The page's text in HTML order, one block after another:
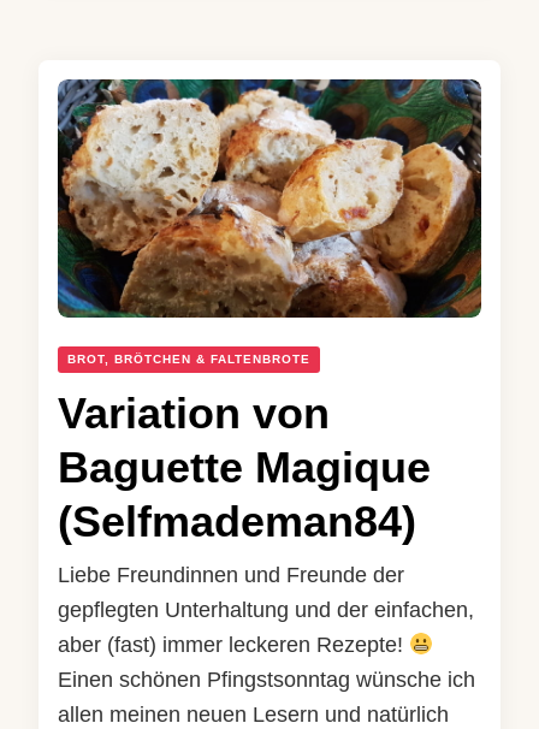
BROT, BRÖTCHEN & FALTENBROTE
Variation von
Baguette Magique
(Selfmademan84)
Liebe Freundinnen und Freunde der
gepflegten Unterhaltung und der einfachen,
aber (fast) immer leckeren Rezepte!
Einen schönen Pfingstsonntag wünsche ich
allen meinen neuen Lesern und natürlich